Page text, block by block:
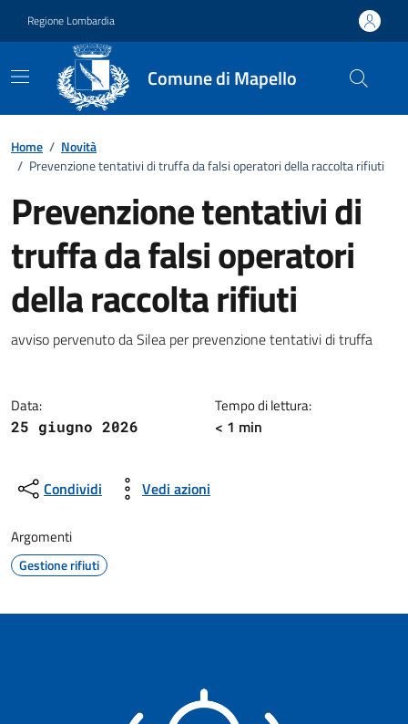
Regione Lombardia
Comune di Mapello
Home / Novità
/ Prevenzione tentativi di truffa da falsi operatori della raccolta rifiuti
Prevenzione tentativi di
truffa da falsi operatori
della raccolta rifiuti
Dettagli della notizia
avviso pervenuto da Silea per prevenzione tentativi di truffa
Data:
25 giugno 2026
Tempo di lettura:
< 1 min
Condividi Vedi azioni
Argomenti
Gestione rifiuti